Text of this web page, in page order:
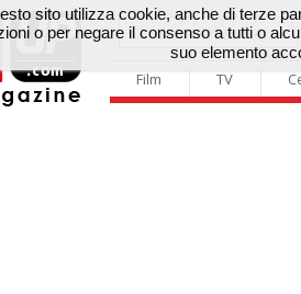
Film TV
sito utilizza cookie, anche di terze
o per negare il consenso a tutti o
suo elemento